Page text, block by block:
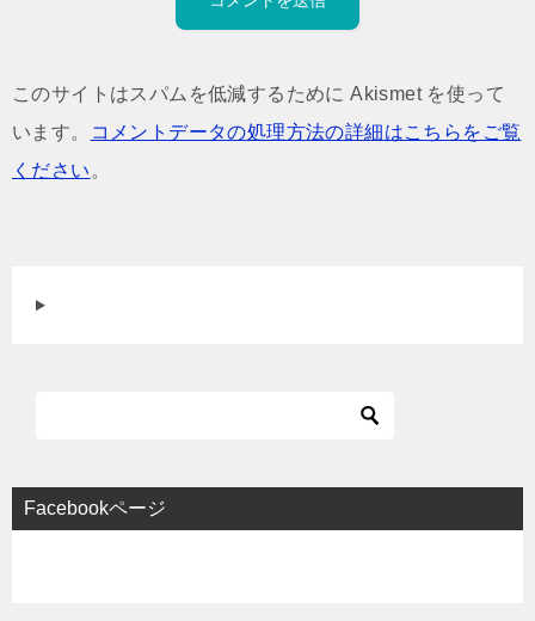
このサイトはスパムを低減するために Akismet を使って
います。
コメントデータの処理方法の詳細はこちらをご覧
ください 。
Facebookページ